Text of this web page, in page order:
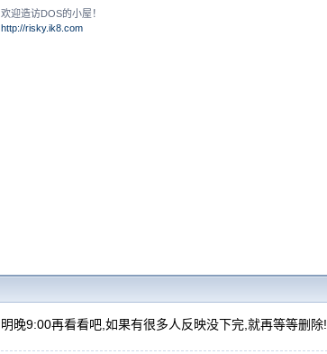
欢迎造访DOS的小屋！
http://risky.ik8.com
明晚9:00再看看吧,如果有很多人反映没下完,就再等等删除!